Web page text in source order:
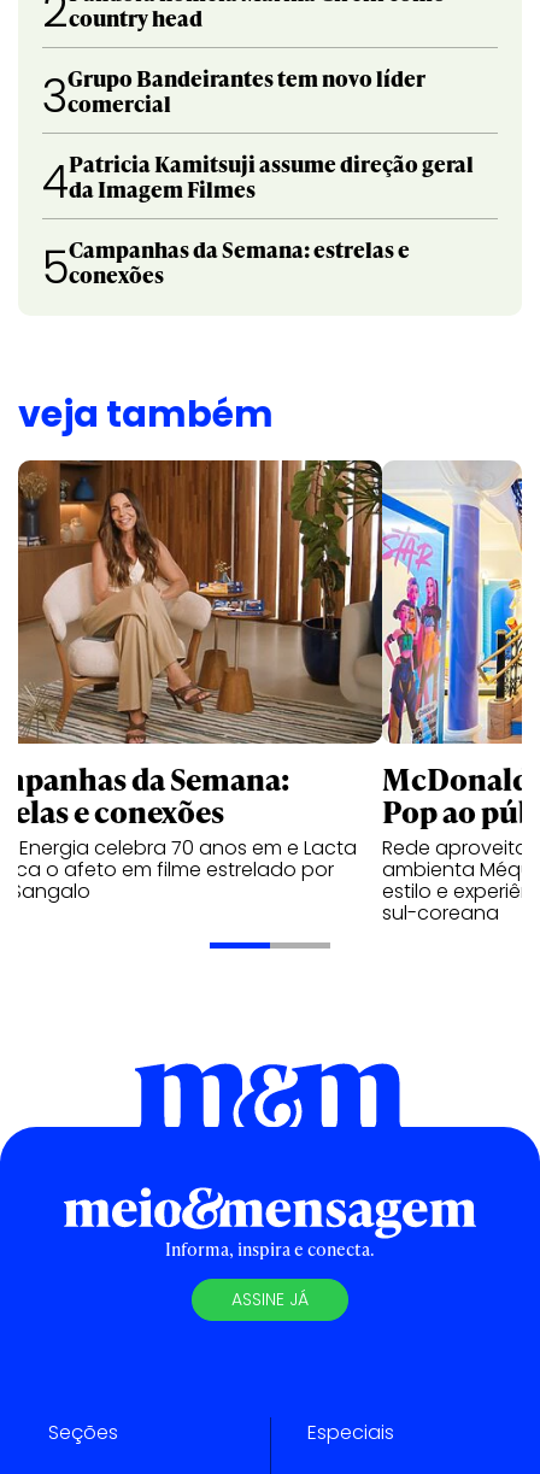
country head
3Grupo Bandeirantes tem novo líder
comercial
4Patricia Kamitsuji assume direção geral
da Imagem Filmes
5Campanhas da Semana: estrelas e
conexões
veja também
da Semana:
e conexões
Energia celebra 70 anos em e Lacta
o afeto em filme estrelado por
Sangalo
Pop ao
Rede aproveita
ambienta Méqui
estilo e
sul-coreana
Informa, inspira e conecta.
ASSINE JÁ
Seções Especiais